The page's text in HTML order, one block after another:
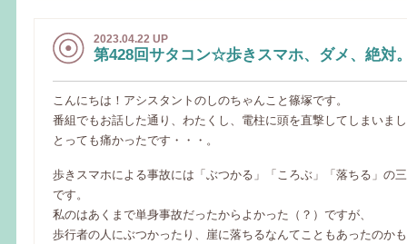
2023.04.22 UP
第428回サタコン☆歩きスマホ、ダメ、絶対
こんにちは！アシスタントのしのちゃんこと篠塚です。
番組でもお話した通り、わたくし、電柱に頭を直撃してしまいま
とっても痛かったです・・・。
歩きスマホによる事故には「ぶつかる」「ころぶ」「落ちる」の
です。
私のはあくまで単身事故だったからよかった（？）ですが、
歩行者の人にぶつかったり、崖に落ちるなんてこともあったのか